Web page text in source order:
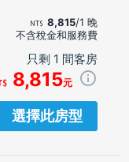
8,815/1 晚
不含稅金和服務費
只剩 1 間客房
8,815元
選擇此房型